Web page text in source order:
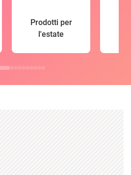
Prodotti per
l'estate